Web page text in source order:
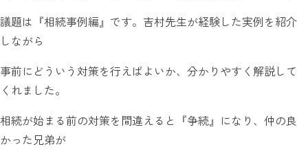
議題は『相続事例編』です。吉村先生が経験した実例を紹介
しながら
事前にどういう対策を行えばよいか、分かりやすく解説して
くれました。
相続が始まる前の対策を間違えると『争続』になり、仲の良
かった兄弟が